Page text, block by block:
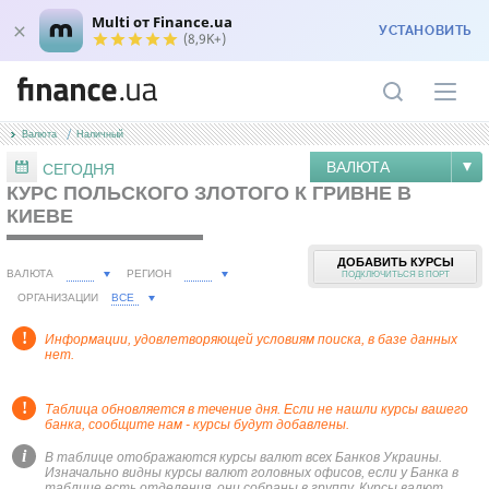
Multi от Finance.ua
(8,9K+) УСТАНОВИТЬ
Валюта Наличный
ВАЛЮТА
СЕГОДНЯ
КУРС ПОЛЬСКОГО ЗЛОТОГО К ГРИВНЕ В
КИЕВЕ
ДОБАВИТЬ КУРСЫ
ПОДКЛЮЧИТЬСЯ В ПОРТ
ВАЛЮТА
РЕГИОН
ОРГАНИЗАЦИИ
ВСЕ
!
Информации, удовлетворяющей условиям поиска, в базе данных
нет.
!
Таблица обновляется в течение дня. Если не нашли курсы вашего
банка, сообщите нам - курсы будут добавлены.
i
В таблице отображаются курсы валют всех Банков Украины.
Изначально видны курсы валют головных офисов, если у Банка в